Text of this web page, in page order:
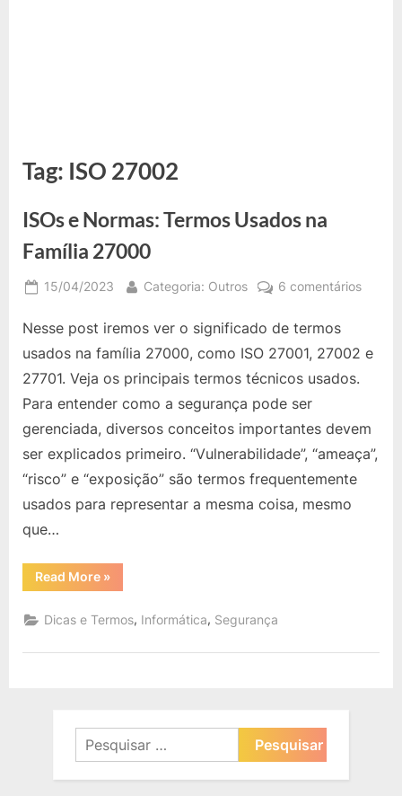
Tag: ISO 27002
ISOs e Normas: Termos Usados na
Família 27000
Posted
15/04/2023 By
Categoria: Outros 6 comentáriosem
Família
27000
Nesse post iremos ver o significado de termos
usados na família 27000, como ISO 27001, 27002 e
27701. Veja os principais termos técnicos usados.
Para entender como a segurança pode ser
gerenciada, diversos conceitos importantes devem
ser explicados primeiro. “Vulnerabilidade”, “ameaça”,
“risco” e “exposição” são termos frequentemente
usados para representar a mesma coisa, mesmo
que…
Read More“ISOs
e
Termos
Usados
Família
»
Dicas e Termos, Informática, Segurança
Pesquisar
por: